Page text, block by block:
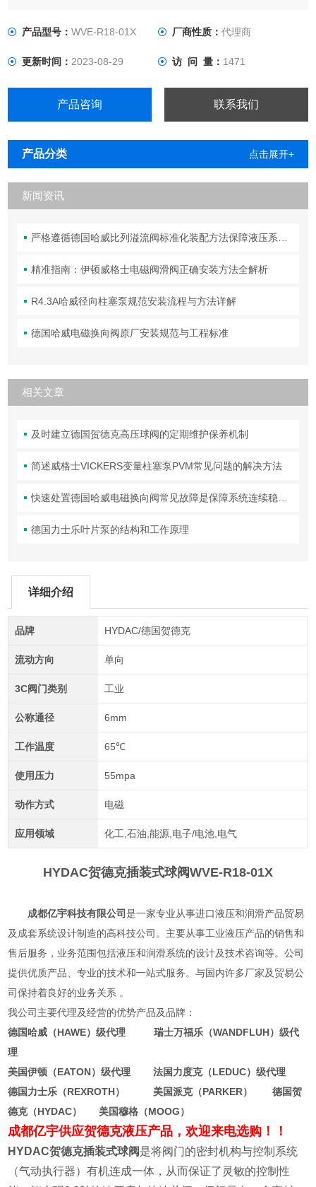
的使用寿命，是气体管路自动控制的理想设备。
产品型号：WVE-R18-01X 厂商性质： 代理商
更新时间：2023-08-29 访 问 量： 1471
产品咨询 联系我们
产品分类 点击展开+
新闻资讯
严格遵循德国哈威比列溢流阀标准化装配方法保障液压系统压力调控精准可靠
精准指南：伊顿威格士电磁阀滑阀正确安装方法全解析
R4.3A哈威径向柱塞泵规范安装流程与方法详解
德国哈威电磁换向阀原厂安装规范与工程标准
相关文章
及时建立德国贺德克高压球阀的定期维护保养机制
简述威格士VICKERS变量柱塞泵PVM常见问题的解决方法
快速处置德国哈威电磁换向阀常见故障是保障系统连续稳定运行的关键
德国力士乐叶片泵的结构和工作原理
详细介绍
品牌 HYDAC/德国贺德克
流动方向 单向
3C阀门类别 工业
公称通径 6mm
工作温度 65℃
使用压力 55mpa
动作方式 电磁
应用领域 化工,石油,能源,电子/电池,电气
HYDAC贺德克插装式球阀WVE-R18-01X
成都亿宇科技有限公司是一家专业从事进口液压和润滑产品贸易
及成套系统设计制造的高科技公司。主要从事工业液压产品的销售和
售后服务，业务范围包括液压和润滑系统的设计及技术咨询等。公司
提供优质产品、专业的技术和一站式服务。与国内许多厂家及贸易公
司保持着良好的业务关系 。
我公司主要代理及经营的优势产品及品牌：
德国哈威（HAWE）级代理 瑞士万福乐（WANDFLUH）级代
理
美国伊顿（EATON）级代理 法国力度克（LEDUC）级代理
德国力士乐（REXROTH） 美国派克（PARKER） 德国贺
德克（HYDAC） 美国穆格（MOOG）
成都亿宇供应贺德克液压产品，欢迎来电选购！！
HYDAC贺德克插装式球阀是将阀门的密封机构与控制系统
（气动执行器）有机连成一体，从而保证了灵敏的控制性